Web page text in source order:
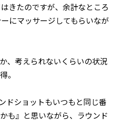
きたのですが、余計なところ
にマッサージしてもらいなが
、考えられないくらいの状況
。
ドショットもいつもと同じ番
も』と思いながら、ラウンド